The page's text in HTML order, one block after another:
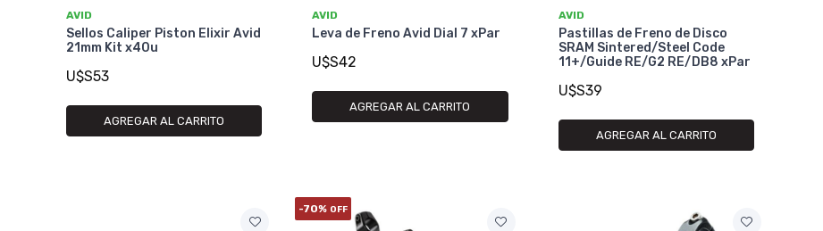
AVID
Sellos Caliper Piston Elixir Avid
21mm Kit x40u
U$S53
AGREGAR AL CARRITO
AVID
Leva de Freno Avid Dial 7 xPar
U$S42
AGREGAR AL CARRITO
AVID
Pastillas de Freno de Disco
SRAM Sintered/Steel Code
11+/Guide RE/G2 RE/DB8 xPar
U$S39
AGREGAR AL CARRITO
-70% OFF